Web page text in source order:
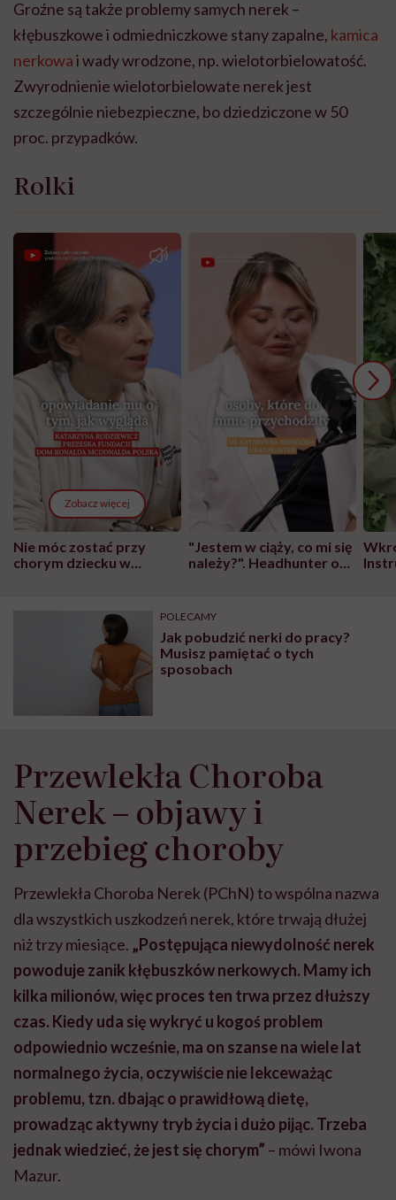
Groźne są także problemy samych nerek –
kłębuszkowe i odmiedniczkowe stany zapalne, kamica
nerkowai wady wrodzone, np. wielotorbielowatość.
Zwyrodnienie wielotorbielowate nerek jest
szczególnie niebezpieczne, bo dziedziczone w 50
proc. przypadków.
Rolki
Zobacz więcej
Nie móc zostać przy
chorym dziecku w
może chyba tylko
głupota i brak
"Jestem w ciąży, co mi się
należy?". Headhunter o
pracy
POLECAMY
Jak pobudzić nerki do pracy?
Musisz pamiętać o tych
sposobach
Przewlekła Choroba
Nerek – objawy i
przebieg choroby
Przewlekła Choroba Nerek (PChN) to wspólna nazwa
dla wszystkich uszkodzeń nerek, które trwają dłużej
niż trzy miesiące. „Postępująca niewydolność nerek
powoduje zanik kłębuszków nerkowych. Mamy ich
kilka milionów, więc proces ten trwa przez dłuższy
czas. Kiedy uda się wykryć u kogoś problem
odpowiednio wcześnie, ma on szanse na wiele lat
normalnego życia, oczywiście nie lekceważąc
problemu, tzn. dbając o prawidłową dietę,
prowadząc aktywny tryb życia i dużo pijąc. Trzeba
jednak wiedzieć, że jest się chorym” – mówi Iwona
Mazur.